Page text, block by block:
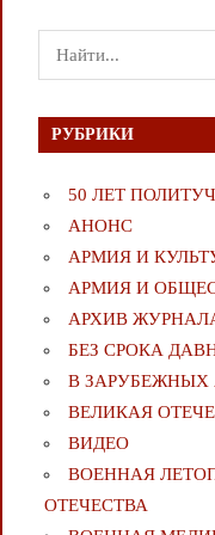
Поиск
для:
РУБРИКИ
50 ЛЕТ
АНОНС
АРМИЯ И
АРМИЯ И
АРХИВ
БЕЗ СРОКА
В ЗАРУБЕЖНЫХ
ВЕЛИКАЯ
ВИДЕО
ВОЕННАЯ
ОТЕЧЕСТВА